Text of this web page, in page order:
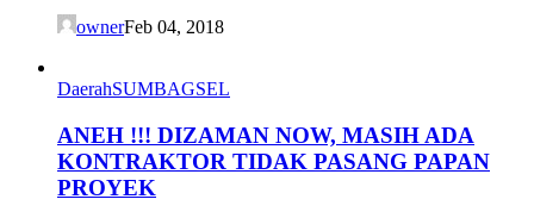
ownerFeb 04, 2018
DaerahSUMBAGSEL
ANEH !!! DIZAMAN NOW, MASIH ADA
KONTRAKTOR TIDAK PASANG PAPAN
PROYEK